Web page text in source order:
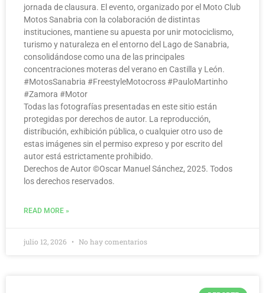
jornada de clausura. El evento, organizado por el Moto Club
Motos Sanabria con la colaboración de distintas
instituciones, mantiene su apuesta por unir motociclismo,
turismo y naturaleza en el entorno del Lago de Sanabria,
consolidándose como una de las principales
concentraciones moteras del verano en Castilla y León.
#MotosSanabria #FreestyleMotocross #PauloMartinho
#Zamora #Motor
Todas las fotografías presentadas en este sitio están
protegidas por derechos de autor. La reproducción,
distribución, exhibición pública, o cualquier otro uso de
estas imágenes sin el permiso expreso y por escrito del
autor está estrictamente prohibido.
Derechos de Autor ©️Oscar Manuel Sánchez, 2025. Todos
los derechos reservados.
READ MORE »
julio 12, 2026 No hay comentarios